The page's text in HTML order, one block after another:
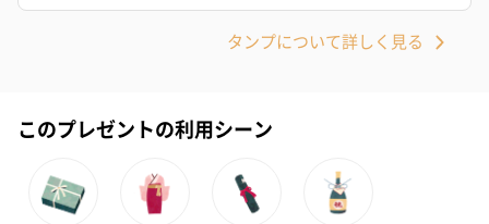
ゼリーバウム カット
円）
麦わらパンダバウム
タンプについて詳しく見る
このプレゼントの利用シーン